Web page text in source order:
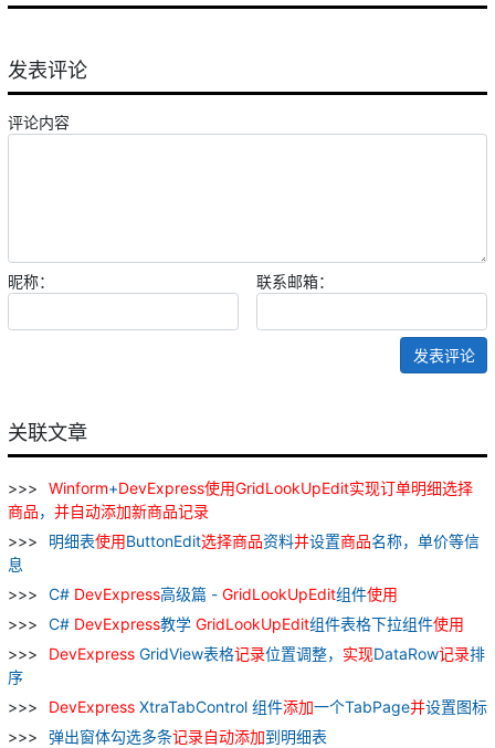
发表评论
评论内容
昵称： 联系邮箱：
发表评论
关联文章
Winform+DevExpress使用GridLookUpEdit实现订单明细选择
商品， 并自动添加新商品记录
明细表使用ButtonEdit选择商品资料并设置商品名称，单价等信
息
C# DevExpress高级篇 - GridLookUpEdit组件使用
C# DevExpress教学 GridLookUpEdit组件表格下拉组件使用
DevExpress GridView表格记录位置调整， 实现DataRow记录排
序
DevExpress XtraTabControl 组件添加一个TabPage并设置图标
弹出窗体勾选多条记录自动添加到明细表